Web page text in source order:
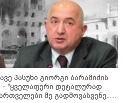
კატეგორიები
პასუხი გიორგი ბარამიძის
- "ყველაფერი დეტალურად
მე გადმოვასვენე...